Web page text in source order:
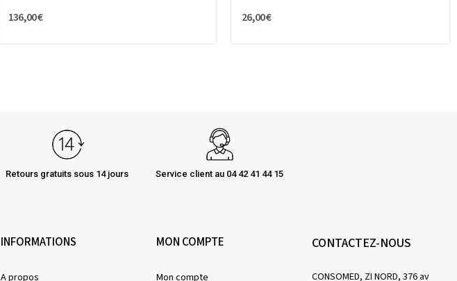
136,00 €
26,00 €
Retours gratuits sous 14 jours Service client au 04 42 41 44 15
INFORMATIONS
A propos
MON COMPTE
Mon compte
CONTACTEZ-NOUS
CONSOMED, ZI NORD, 376 av